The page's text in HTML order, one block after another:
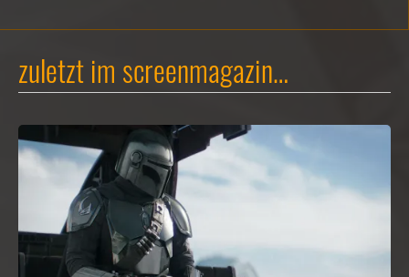
zuletzt im screenmagazin…